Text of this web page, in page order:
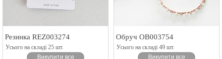
Резинка REZ003274
Усього на складі 25 шт.
Викупити все
Обруч OB003754
Усього на складі 49 шт.
Викупити все